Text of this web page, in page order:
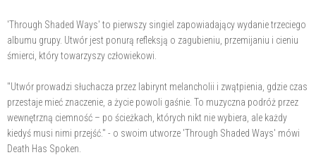
'Through Shaded Ways' to pierwszy singiel zapowiadający wydanie trzeciego
albumu grupy. Utwór jest ponurą refleksją o zagubieniu, przemijaniu i cieniu
śmierci, który towarzyszy człowiekowi.
"Utwór prowadzi słuchacza przez labirynt melancholii i zwątpienia, gdzie czas
przestaje mieć znaczenie, a życie powoli gaśnie. To muzyczna podróż przez
wewnętrzną ciemność – po ścieżkach, których nikt nie wybiera, ale każdy
kiedyś musi nimi przejść." - o swoim utworze 'Through Shaded Ways' mówi
Death Has Spoken.